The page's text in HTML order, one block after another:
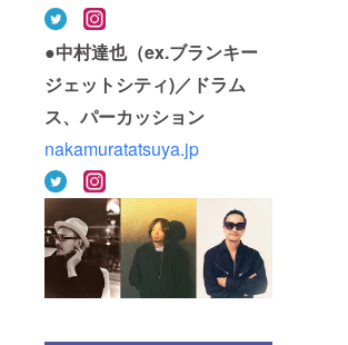
●中村達也（ex.ブランキー
ジェットシティ)／ドラム
ス、パーカッション
nakamuratatsuya.jp